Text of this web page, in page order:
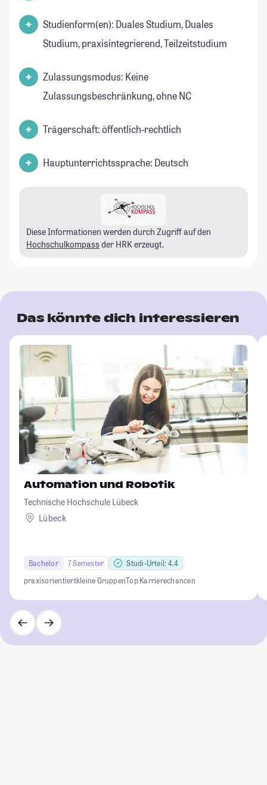
Studienform(en): Duales Studium, Duales
Studium, praxisintegrierend, Teilzeitstudium
Zulassungsmodus: Keine
Zulassungsbeschränkung, ohne NC
Trägerschaft: öffentlich-rechtlich
Hauptunterrichtssprache: Deutsch
Diese Informationen werden durch Zugriff auf den
Hochschulkompass der HRK erzeugt.
Das könnte dich interessieren
Automation und Robotik
Technische Hochschule Lübeck
Lübeck
Bachelor 7 Semester
Studi-Urteil: 4.4
praxisorientiertkleine GruppenTop Karrierechancen